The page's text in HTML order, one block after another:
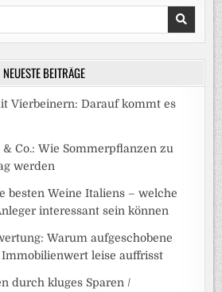
NEUESTE BEITRÄGE
Vierbeinern: Darauf kommt es
Co.: Wie Sommerpflanzen zu
werden
besten Weine Italiens – welche
interessant sein können
Warum aufgeschobene
leise auffrisst
durch kluges Sparen /